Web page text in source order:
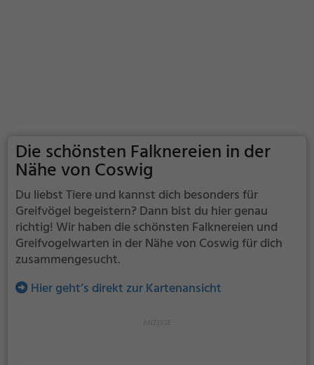
Die schönsten Falknereien in der
Nähe von Coswig
Du liebst Tiere und kannst dich besonders für
Greifvögel begeistern? Dann bist du hier genau
richtig! Wir haben die schönsten Falknereien und
Greifvogelwarten in der Nähe von Coswig für dich
zusammengesucht.
Hier geht’s direkt zur Kartenansicht